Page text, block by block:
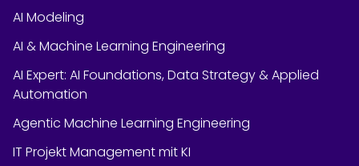
AI Modeling
AI & Machine Learning Engineering
AI Expert: AI Foundations, Data Strategy & Applied
Automation
Agentic Machine Learning Engineering
IT Projekt Management mit KI